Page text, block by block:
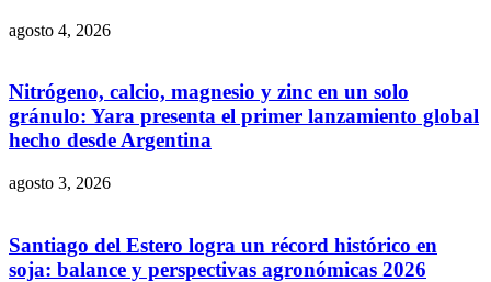
agosto 4, 2026
Nitrógeno, calcio, magnesio y zinc en un solo
gránulo: Yara presenta el primer lanzamiento global
hecho desde Argentina
agosto 3, 2026
Santiago del Estero logra un récord histórico en
soja: balance y perspectivas agronómicas 2026